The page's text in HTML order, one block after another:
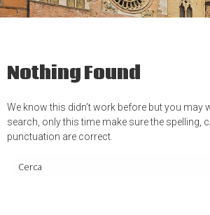
Nothing Found
We know this didn’t work before but you may
search, only this time make sure the spelling,
punctuation are correct.